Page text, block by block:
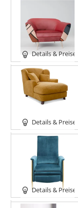
Details & Preise
Details & Preise
Details & Preise